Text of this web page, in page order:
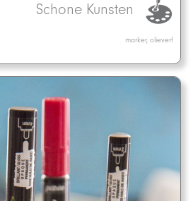
Schone Kunsten
marker, olieverf